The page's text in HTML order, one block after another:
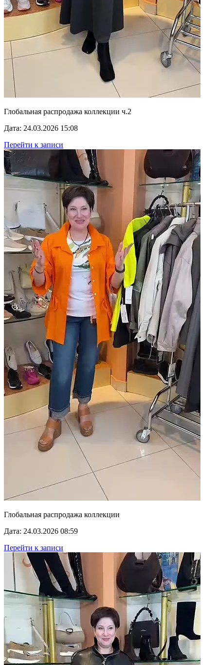
Глобальная распродажа коллекции ч.2
Дата: 24.03.2026 15:08
Перейти к записи
Глобальная распродажа коллекции
Дата: 24.03.2026 08:59
Перейти к записи